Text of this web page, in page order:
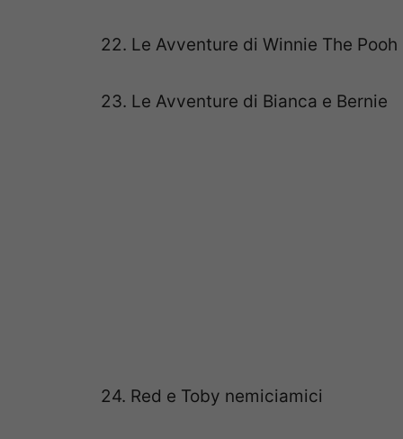
22. Le Avventure di Winnie The Pooh
23. Le Avventure di Bianca e Bernie
24. Red e Toby nemiciamici